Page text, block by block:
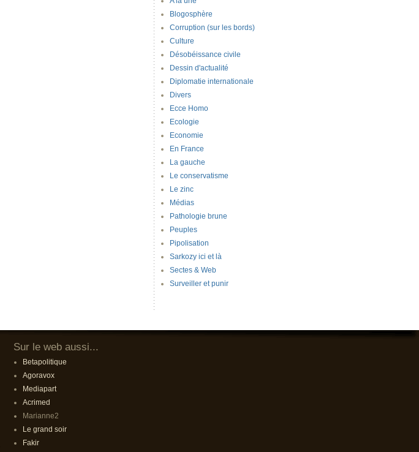
Blogosphère
Corruption (sur les bords)
Culture
Désobéissance civile
Dessin d'actualité
Diplomatie internationale
Divers
Ecce Homo
Ecologie
Economie
En France
La gauche
Le conservatisme
Le zinc
Médias
Pathologie brune
Peuples
Pipolisation
Sarkozy ici et là
Sectes & Web
Surveiller et punir
Sur le web aussi...
Betapolitique
Agoravox
Mediapart
Acrimed
Marianne2
Le grand soir
Fakir